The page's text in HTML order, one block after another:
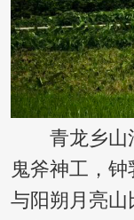
青龙乡山清
鬼斧神工，
与阳朔月亮